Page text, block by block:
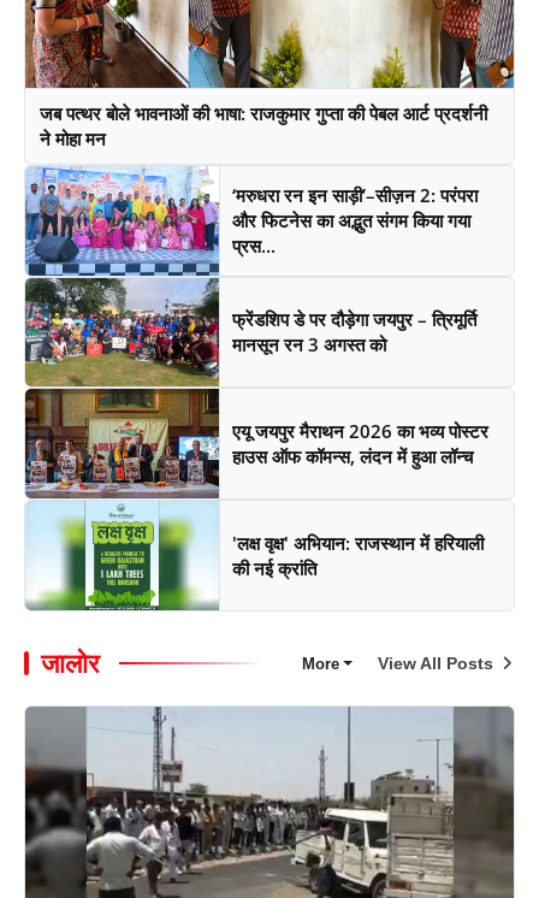
जब पत्थर बोले भावनाओं की भाषा: राजकुमार गुप्ता की पेबल आर्ट प्रदर्शनी
ने मोहा मन
‘मरुधरा रन इन साड़ी’–सीज़न 2: परंपरा
और फिटनेस का अद्भुत संगम किया गया
प्रस...
फ्रेंडशिप डे पर दौड़ेगा जयपुर – त्रिमूर्ति
मानसून रन 3 अगस्त को
एयू जयपुर मैराथन 2026 का भव्य पोस्टर
हाउस ऑफ कॉमन्स, लंदन में हुआ लॉन्च
'लक्ष वृक्ष' अभियान: राजस्थान में हरियाली
की नई क्रांति
जालोर More View All Posts